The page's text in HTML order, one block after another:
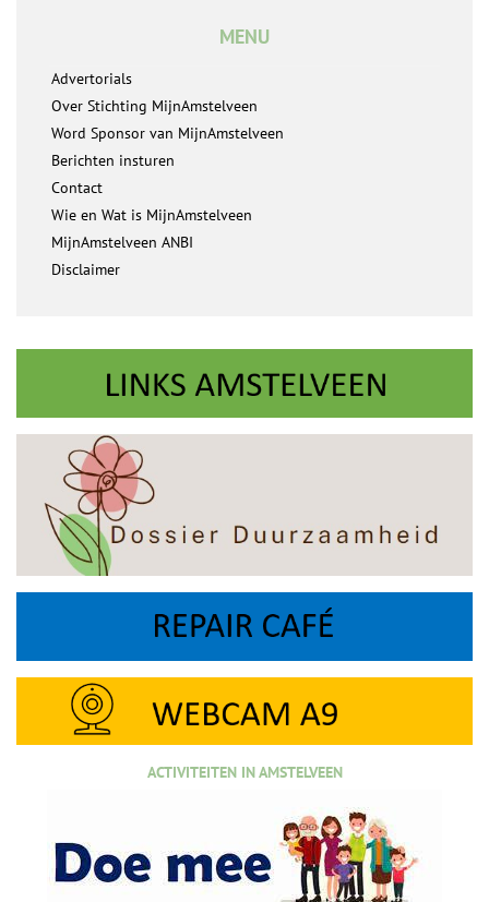
MENU
Advertorials
Over Stichting MijnAmstelveen
Word Sponsor van MijnAmstelveen
Berichten insturen
Contact
Wie en Wat is MijnAmstelveen
MijnAmstelveen ANBI
Disclaimer
ACTIVITEITEN IN AMSTELVEEN